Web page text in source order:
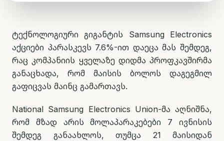
ტექნოლოგიური გიგანტის Samsung Electronics
აქციები პარასკევს 7.6%-ით დაეცა მას შემდეგ,
რაც კომპანიის ყველაზე დიდმა პროფკავშირმა
განაცხადა, რომ მაისის ბოლოს დაგეგმილ
გაფიცვას მაინც გამართავს.
National Samsung Electronics Union-მა აღნიშნა,
რომ მზად არის მოლაპარაკებები 7 ივნისის
შემდეგ განაახლოს, თუმცა 21 მაისიდან